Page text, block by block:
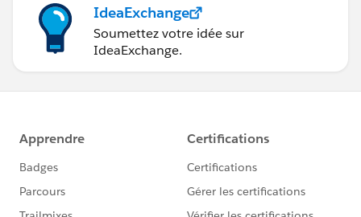
IdeaExchange
Soumettez votre idée sur
IdeaExchange.